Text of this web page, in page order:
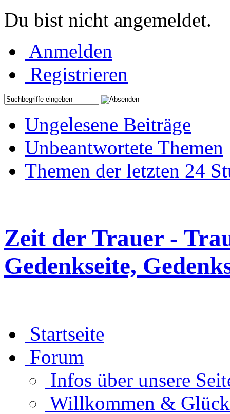
Du bist nicht angemeldet.
Anmelden
Registrieren
Ungelesene Beiträge
Unbeantwortete Themen
Themen der letzten 24
Zeit der Trauer -
Gedenkseite,
Startseite
Forum
Infos über unsere
Willkommen &